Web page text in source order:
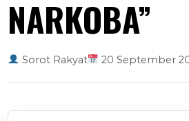
NARKOBA”
Sorot Rakyat 20 September